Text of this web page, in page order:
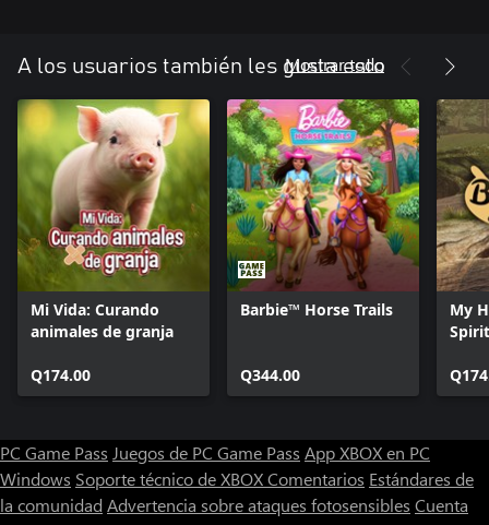
A los usuarios también les gusta esto
Mostrar todo
Mi Vida: Curando
animales de granja
Q174.00
Barbie™ Horse Trails
Q344.00
My
PC Game Pass Juegos de PC Game Pass App XBOX en PC
Windows Soporte técnico de XBOXComentarios Estándares de
la comunidad Advertencia sobre ataques fotosensibles Cuenta